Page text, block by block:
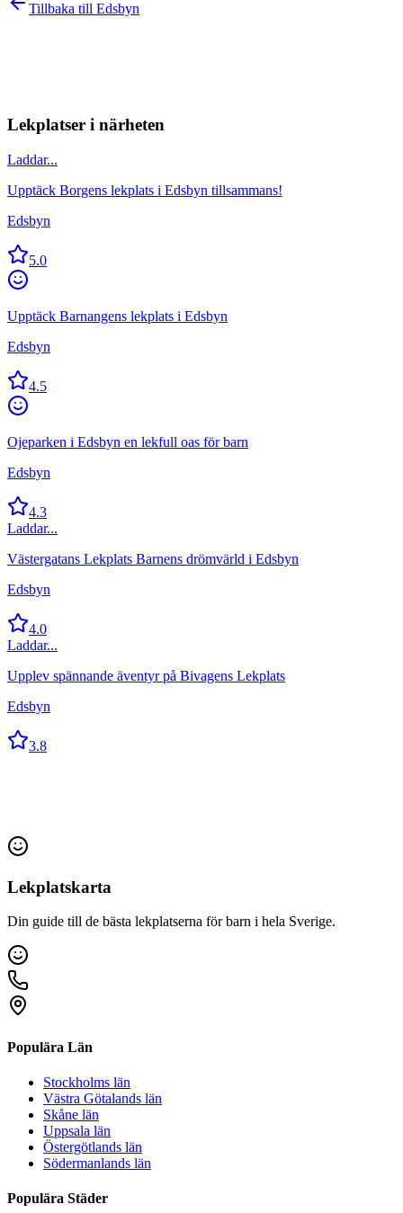
Tillbaka till Edsbyn
Lekplatser i närheten
Laddar...
Upptäck Borgens lekplats i Edsbyn tillsammans!
Edsbyn
5.0
Upptäck Barnangens lekplats i Edsbyn
Edsbyn
4.5
Ojeparken i Edsbyn en lekfull oas för barn
Edsbyn
4.3
Laddar...
Västergatans Lekplats Barnens drömvärld i Edsbyn
Edsbyn
4.0
Laddar...
Upplev spännande äventyr på Bivagens Lekplats
Edsbyn
3.8
Lekplatskarta
Din guide till de bästa lekplatserna för barn i hela Sverige.
Populära Län
Stockholms län
Västra Götalands län
Skåne län
Uppsala län
Östergötlands län
Södermanlands län
Populära Städer